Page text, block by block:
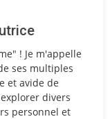
! Je m'appelle
ses multiples
et avide de
divers
personnel et